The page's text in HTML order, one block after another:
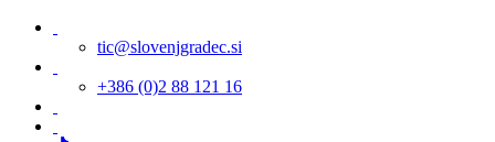
tic@slovenjgradec.si
+386 (0)2 88 121 16